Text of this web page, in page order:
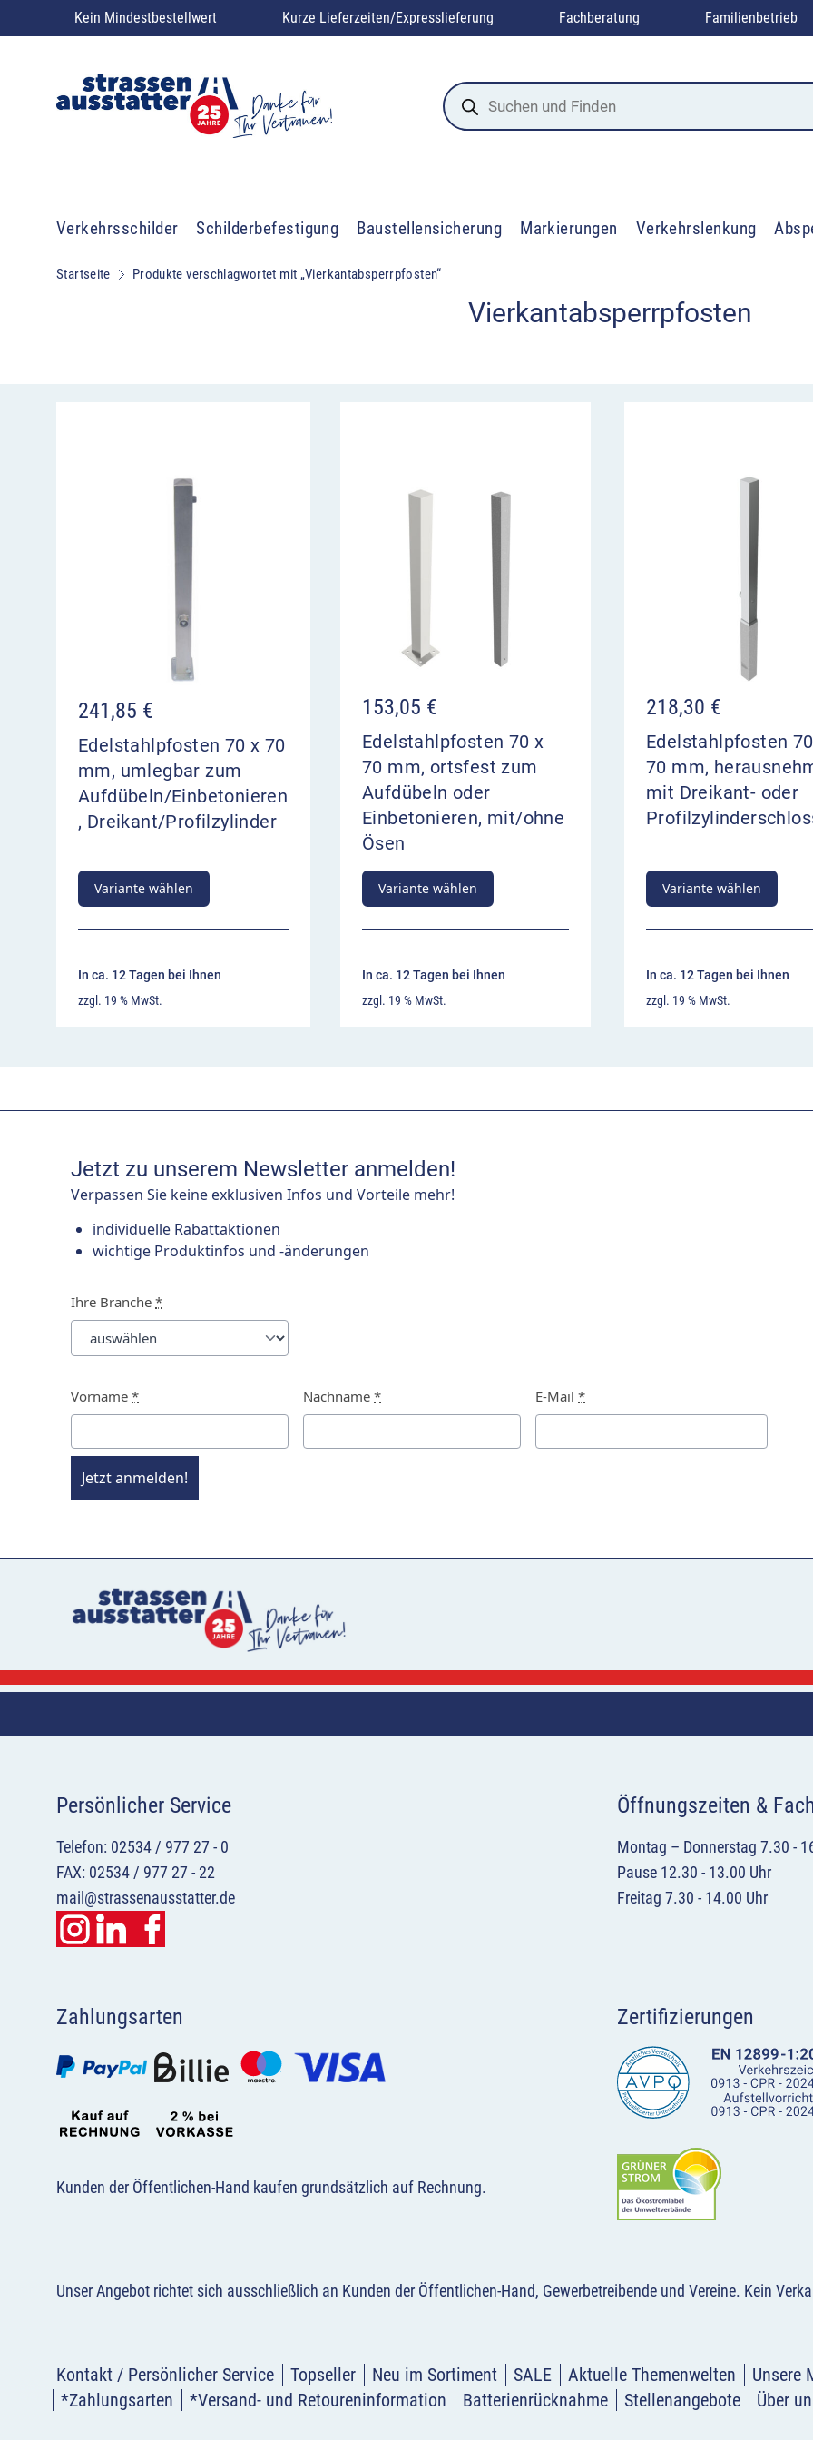
Kein Mindestbestellwert Kurze Lieferzeiten/Expresslieferung Fachberatung Familienbetrieb
Products
search
Verkehrsschilder Schilderbefestigung Baustellensicherung Markierungen Verkehrslenkung
Startseite Produkte verschlagwortet mit „Vierkantabsperrpfosten“
Vierkantabsperrpfosten
241,85 €
Edelstahlpfosten 70 x 70
mm, umlegbar zum
Aufdübeln/Einbetonieren
, Dreikant/Profilzylinder
Variante wählen
In ca. 12 Tagen bei Ihnen
zzgl. 19 % MwSt.
153,05 €
Edelstahlpfosten 70 x
70 mm, ortsfest zum
Aufdübeln oder
Einbetonieren, mit/ohne
Ösen
Variante wählen
In ca. 12 Tagen bei Ihnen
zzgl. 19 % MwSt.
218,30 €
Edelstahlpfosten
70 mm,
mit Dreikant- oder
Variante wählen
In ca. 12 Tagen bei Ihnen
zzgl. 19 % MwSt.
Jetzt zu unserem Newsletter anmelden!
Verpassen Sie keine exklusiven Infos und Vorteile mehr!
individuelle Rabattaktionen
wichtige Produktinfos und -änderungen
Ihre Branche *
Vorname * Nachname * E-Mail *
Jetzt anmelden!
Persönlicher Service
Telefon: 02534 / 977 27 - 0
FAX: 02534 / 977 27 - 22
mail@strassenausstatter.de
Öffnungszeiten &
Montag – Donnerstag 7.30 -
Pause 12.30 - 13.00 Uhr
Freitag 7.30 - 14.00 Uhr
Zahlungsarten
Kunden der Öffentlichen-Hand kaufen grundsätzlich auf Rechnung.
Zertifizierungen
Unser Angebot richtet sich ausschließlich an Kunden der Öffentlichen-Hand, Gewerbetreibende und Vereine. Kein
Kontakt / Persönlicher Service Topseller Neu im Sortiment SALE Aktuelle Themenwelten
Unsere
*Zahlungsarten
*Versand- und Retoureninformation Batterienrücknahme Stellenangebote Über